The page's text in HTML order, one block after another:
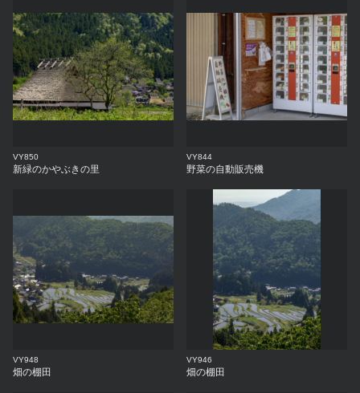
VY850
新緑のかやぶきの里
VY844
野菜の自動販売機
VY948
畑の棚田
VY946
畑の棚田